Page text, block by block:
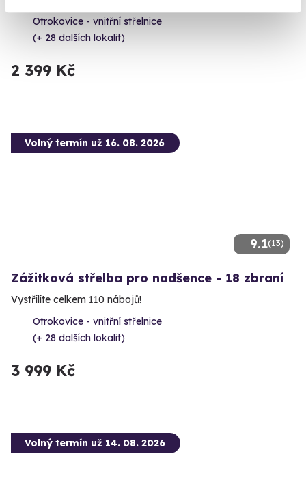
Otrokovice - vnitřní střelnice
(+ 28 dalších lokalit)
2 399 Kč
9.1(13)
Volný termín už 16. 08. 2026
Zážitková střelba pro nadšence - 18 zbraní
Vystřílíte celkem 110 nábojů!
Otrokovice - vnitřní střelnice
(+ 28 dalších lokalit)
3 999 Kč
Volný termín už 14. 08. 2026